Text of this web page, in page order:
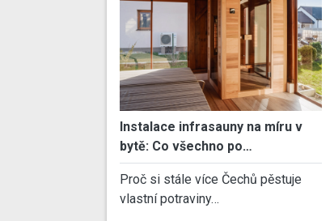
Instalace infrasauny na míru v
bytě: Co všechno po…
Proč si stále více Čechů pěstuje
vlastní potraviny…